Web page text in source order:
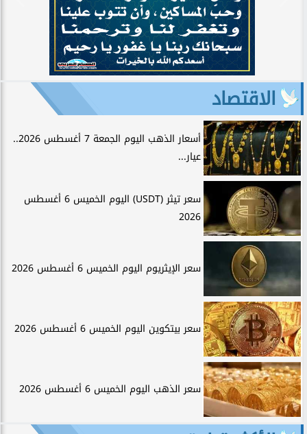
الاقتصاد
أسعار الذهب اليوم الجمعة 7 أغسطس 2026..
عيار...
سعر تيثر (USDT) اليوم الخميس 6 أغسطس
2026
سعر الإيثريوم اليوم الخميس 6 أغسطس 2026
سعر بيتكوين اليوم الخميس 6 أغسطس 2026
سعر الذهب اليوم الخميس 6 أغسطس 2026